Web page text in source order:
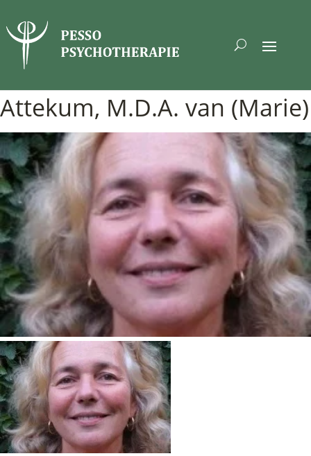
Attekum, M.D.A. van (Marie)